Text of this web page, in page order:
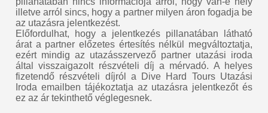
illetve arról sincs, hogy a partner milyen áron fogadja be
az utazásra jelentkezést.
Előfordulhat, hogy a jelentkezés pillanatában látható
árat a partner előzetes értesítés nélkül megváltoztatja,
ezért mindig az utazásszervező partner utazási iroda
által visszaigazolt részvételi díj a mérvadó. A helyes
fizetendő részvételi díjról a Dive Hard Tours Utazási
Iroda emailben tájékoztatja az utazásra jelentkezőt és
ez az ár tekinthető véglegesnek.